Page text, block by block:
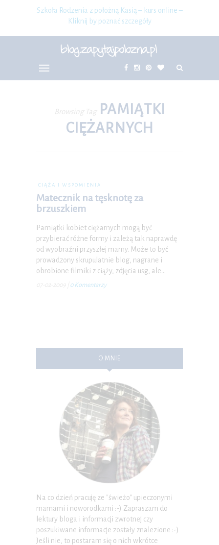
Szkoła Rodzenia z położną Kasią – kurs online –
Kliknij by poznać szczegóły
Browsing Tag
PAMIĄTKI
CIĘŻARNYCH
CIĄŻA I WSPOMIENIA
Matecznik na tęsknotę za
brzuszkiem
Pamiątki kobiet ciężarnych mogą być
przybierać różne formy i zależą tak naprawdę
od wyobraźni przyszłej mamy. Może to być
prowadzony skrupulatnie blog, nagrane i
obrobione filmiki z ciąży, zdjęcia usg, ale…
07-02-2009 0 Komentarzy
O MNIE
Na co dzień pracuję ze "świeżo" upieczonymi
mamami i noworodkami :-) Zapraszam do
lektury bloga i informacji zwrotnej czy
poszukiwane informacje zostały znalezione :-)
Jeśli nie, to postaram się o nich wkrótce